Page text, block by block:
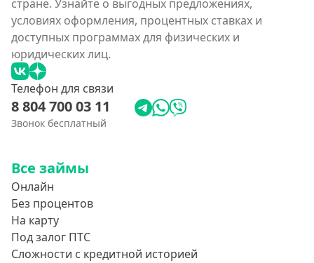
стране. Узнайте о выгодных предложениях,
условиях оформления, процентных ставках и
доступных программах для физических и
юридических лиц.
Телефон для связи
8 804 700 03 11
Звонок бесплатный
Все займы
Онлайн
Без процентов
На карту
Под залог ПТС
Сложности с кредитной историей